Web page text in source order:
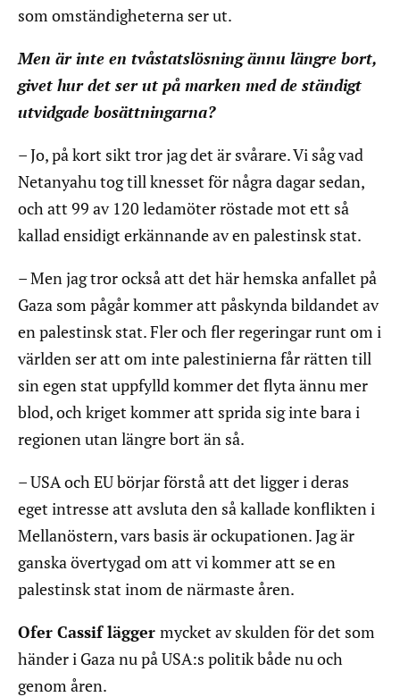
som omständigheterna ser ut.
Men är inte en tvåstatslösning ännu längre bort,
givet hur det ser ut på marken med de ständigt
utvidgade bosättningarna?
– Jo, på kort sikt tror jag det är svårare. Vi såg vad
Netanyahu tog till knesset för några dagar sedan,
och att 99 av 120 ledamöter röstade mot ett så
kallad ensidigt erkännande av en palestinsk stat.
– Men jag tror också att det här hemska anfallet på
Gaza som pågår kommer att påskynda bildandet av
en palestinsk stat. Fler och fler regeringar runt om i
världen ser att om inte palestinierna får rätten till
sin egen stat uppfylld kommer det flyta ännu mer
blod, och kriget kommer att sprida sig inte bara i
regionen utan längre bort än så.
– USA och EU börjar förstå att det ligger i deras
eget intresse att avsluta den så kallade konflikten i
Mellanöstern, vars basis är ockupationen. Jag är
ganska övertygad om att vi kommer att se en
palestinsk stat inom de närmaste åren.
Ofer Cassif lägger mycket av skulden för det som
händer i Gaza nu på USA:s politik både nu och
genom åren.